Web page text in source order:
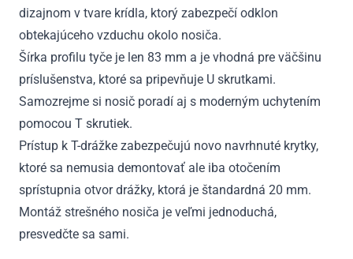
dizajnom v tvare krídla, ktorý zabezpečí odklon
obtekajúceho vzduchu okolo nosiča.
Šírka profilu tyče je len 83 mm a je vhodná pre väčšinu
príslušenstva, ktoré sa pripevňuje U skrutkami.
Samozrejme si nosič poradí aj s moderným uchytením
pomocou T skrutiek.
Prístup k T-drážke zabezpečujú novo navrhnuté krytky,
ktoré sa nemusia demontovať ale iba otočením
sprístupnia otvor drážky, ktorá je štandardná 20 mm.
Montáž strešného nosiča je veľmi jednoduchá,
presvedčte sa sami.